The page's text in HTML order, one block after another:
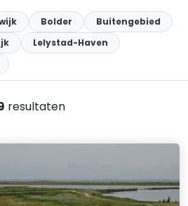
Bolder
Buitengebied
Lelystad-Haven
resultaten